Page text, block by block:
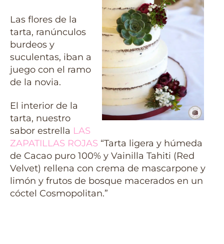
Las flores de la
tarta, ranúnculos
burdeos y
suculentas, iban a
juego con el ramo
de la novia.
El interior de la
tarta, nuestro
sabor estrella LAS
ZAPATILLAS ROJAS “Tarta ligera y húmeda
de Cacao puro 100% y Vainilla Tahiti (Red
Velvet) rellena con crema de mascarpone y
limón y frutos de bosque macerados en un
cóctel Cosmopolitan.”